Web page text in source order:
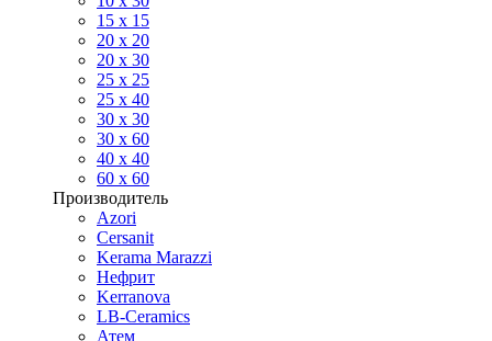
15 x 15
20 х 20
20 x 30
25 x 25
25 x 40
30 x 30
30 х 60
40 х 40
60 х 60
Производитель
Azori
Cersanit
Kerama Marazzi
Нефрит
Kerranova
LB-Ceramics
Атем